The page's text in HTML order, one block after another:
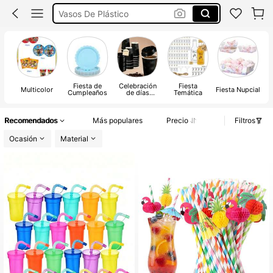
Jeringuilla Chupitos Boda
Vasos Con Pajita Y Tapa
Multicolor Fiesta de
Cumpleaños
Celebración
de días
Fiesta
Temática Fiesta Nupcial
Recomendados Más populares Precio
Filtros
Ocasión
Material